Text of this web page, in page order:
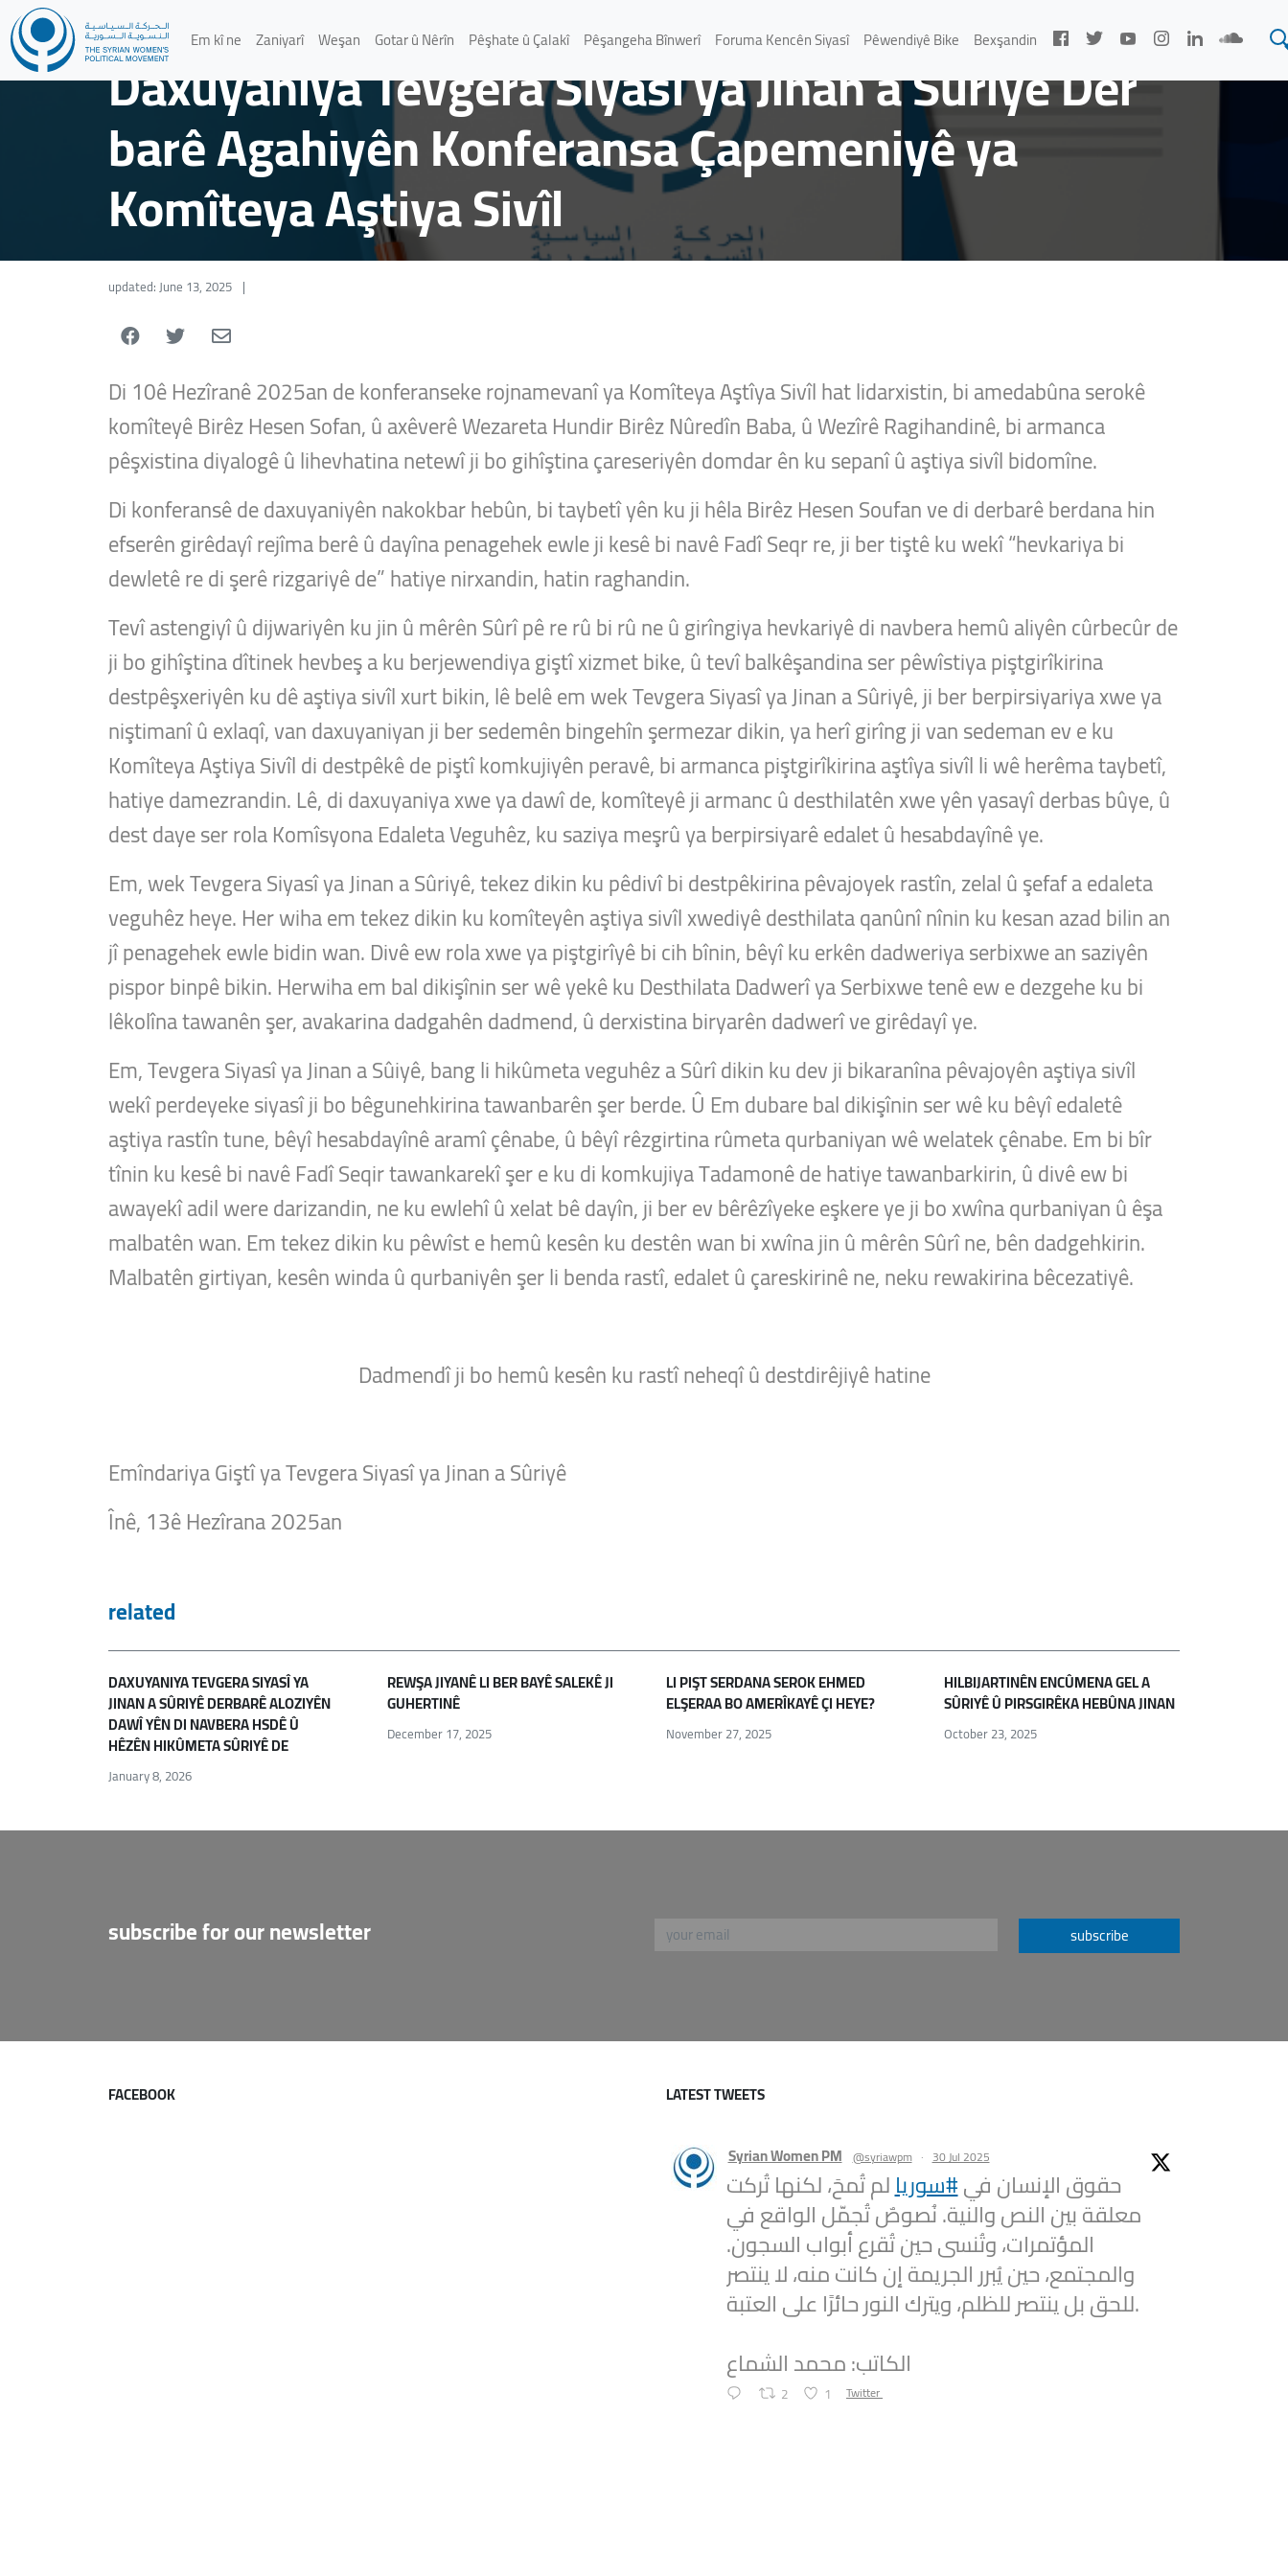
Em kî ne Zaniyarî Weşan Gotar û Nêrîn Pêşhate û Çalakî Pêşangeha Bînwerî Foruma Kencên Siyasî Pêwendiyê Bike Bexşandin
statements / Daxuyaniyên Siyasî
Daxuyaniya Tevgera Siyasî ya Jinan a Sûriyê Der
barê Agahiyên Konferansa Çapemeniyê ya
Komîteya Aştiya Sivîl
updated: June 13, 2025 |
Di 10ê Hezîranê 2025an de konferanseke rojnamevanî ya Komîteya Aştîya Sivîl hat lidarxistin, bi amedabûna serokê
komîteyê Birêz Hesen Sofan, û axêverê Wezareta Hundir Birêz Nûredîn Baba, û Wezîrê Ragihandinê, bi armanca
pêşxistina diyalogê û lihevhatina netewî ji bo gihîştina çareseriyên domdar ên ku sepanî û aştiya sivîl bidomîne.
Di konferansê de daxuyaniyên nakokbar hebûn, bi taybetî yên ku ji hêla Birêz Hesen Soufan ve di derbarê berdana hin
efserên girêdayî rejîma berê û dayîna penagehek ewle ji kesê bi navê Fadî Seqr re, ji ber tiştê ku wekî “hevkariya bi
dewletê re di şerê rizgariyê de” hatiye nirxandin, hatin raghandin.
Tevî astengiyî û dijwariyên ku jin û mêrên Sûrî pê re rû bi rû ne û girîngiya hevkariyê di navbera hemû aliyên cûrbecûr de
ji bo gihîştina dîtinek hevbeş a ku berjewendiya giştî xizmet bike, û tevî balkêşandina ser pêwîstiya piştgirîkirina
destpêşxeriyên ku dê aştiya sivîl xurt bikin, lê belê em wek Tevgera Siyasî ya Jinan a Sûriyê, ji ber berpirsiyariya xwe ya
niştimanî û exlaqî, van daxuyaniyan ji ber sedemên bingehîn şermezar dikin, ya herî girîng ji van sedeman ev e ku
Komîteya Aştiya Sivîl di destpêkê de piştî komkujiyên peravê, bi armanca piştgirîkirina aştîya sivîl li wê herêma taybetî,
hatiye damezrandin. Lê, di daxuyaniya xwe ya dawî de, komîteyê ji armanc û desthilatên xwe yên yasayî derbas bûye, û
dest daye ser rola Komîsyona Edaleta Veguhêz, ku saziya meşrû ya berpirsiyarê edalet û hesabdayînê ye.
Em, wek Tevgera Siyasî ya Jinan a Sûriyê, tekez dikin ku pêdivî bi destpêkirina pêvajoyek rastîn, zelal û şefaf a edaleta
veguhêz heye. Her wiha em tekez dikin ku komîteyên aştiya sivîl xwediyê desthilata qanûnî nînin ku kesan azad bilin an
jî penagehek ewle bidin wan. Divê ew rola xwe ya piştgirîyê bi cih bînin, bêyî ku erkên dadweriya serbixwe an saziyên
pispor binpê bikin. Herwiha em bal dikişînin ser wê yekê ku Desthilata Dadwerî ya Serbixwe tenê ew e dezgehe ku bi
lêkolîna tawanên şer, avakarina dadgahên dadmend, û derxistina biryarên dadwerî ve girêdayî ye.
Em, Tevgera Siyasî ya Jinan a Sûiyê, bang li hikûmeta veguhêz a Sûrî dikin ku dev ji bikaranîna pêvajoyên aştiya sivîl
wekî perdeyeke siyasî ji bo bêgunehkirina tawanbarên şer berde. Û Em dubare bal dikişînin ser wê ku bêyî edaletê
aştiya rastîn tune, bêyî hesabdayînê aramî çênabe, û bêyî rêzgirtina rûmeta qurbaniyan wê welatek çênabe. Em bi bîr
tînin ku kesê bi navê Fadî Seqir tawankarekî şer e ku di komkujiya Tadamonê de hatiye tawanbarkirin, û divê ew bi
awayekî adil were darizandin, ne ku ewlehî û xelat bê dayîn, ji ber ev bêrêzîyeke eşkere ye ji bo xwîna qurbaniyan û êşa
malbatên wan. Em tekez dikin ku pêwîst e hemû kesên ku destên wan bi xwîna jin û mêrên Sûrî ne, bên dadgehkirin.
Malbatên girtiyan, kesên winda û qurbaniyên şer li benda rastî, edalet û çareskirinê ne, neku rewakirina bêcezatiyê.
Dadmendî ji bo hemû kesên ku rastî neheqî û destdirêjiyê hatine
Emîndariya Giştî ya Tevgera Siyasî ya Jinan a Sûriyê
Înê, 13ê Hezîrana 2025an
related
DAXUYANIYA TEVGERA SIYASÎ YA
JINAN A SÛRIYÊ DERBARÊ ALOZIYÊN
DAWÎ YÊN DI NAVBERA HSDÊ Û
HÊZÊN HIKÛMETA SÛRIYÊ DE
January 8, 2026
REWŞA JIYANÊ LI BER BAYÊ SALEKÊ JI
GUHERTINÊ
December 17, 2025
LI PIŞT SERDANA SEROK EHMED
ELŞERAA BO AMERÎKAYÊ ÇI HEYE?
November 27, 2025
HILBIJARTINÊN ENCÛMENA GEL A
SÛRIYÊ Û PIRSGIRÊKA HEBÛNA JINAN
October 23, 2025
subscribe for our newsletter subscribe
FACEBOOK LATEST TWEETS
Syrian Women PM @syriawpm · 30 Jul 2025
حقوق الإنسان في#سوريالم تُمحَ، لكنها تُركت
معلقة بين النص والنية. نُصوصٌ تُجمّل الواقع في
المؤتمرات، وتُنسى حين تُقرع أبواب السجون.
والمجتمع، حين يُبرر الجريمة إن كانت منه، لا ينتصر
للحق بل ينتصر للظلم، ويترك النور حائرًا على العتبة.
الكاتب: محمد الشماع
2 1 Twitter